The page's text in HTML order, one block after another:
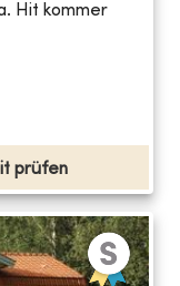
Hit kommer
prüfen